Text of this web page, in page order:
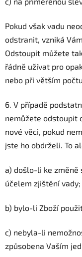
Pokud však vadu
odstranit, vzniká
Odstoupit můžete
řádně užívat pro
nebo při větším
6. V případě
nemůžete odstoupit
nové věci, pokud
jste ho obdrželi. To
a) došlo-li ke změně
účelem zjištění vady;
b) bylo-li Zboží
c) nebyla-li
způsobena Vaším